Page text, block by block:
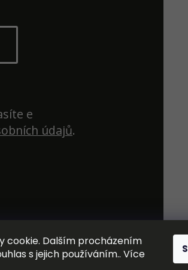
cookie. Dalším procházením
s jejich používáním.. Více
e
údajů.